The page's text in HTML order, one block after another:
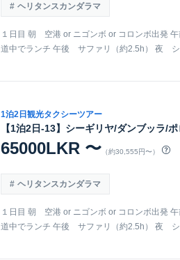
ヘリタンスカンダラマ
１日目 朝 空港 or ニゴンボ or コロンボ出発
道中でランチ 午後 サファリ（約2.5h） 夜
1泊2日観光タクシーツアー
【1泊2日-13】シーギリヤ/ダンブッラ/
65000LKR 〜 （約30,555円〜）
ヘリタンスカンダラマ
１日目 朝 空港 or ニゴンボ or コロンボ出発
道中でランチ 午後 サファリ（約2.5h） 夜